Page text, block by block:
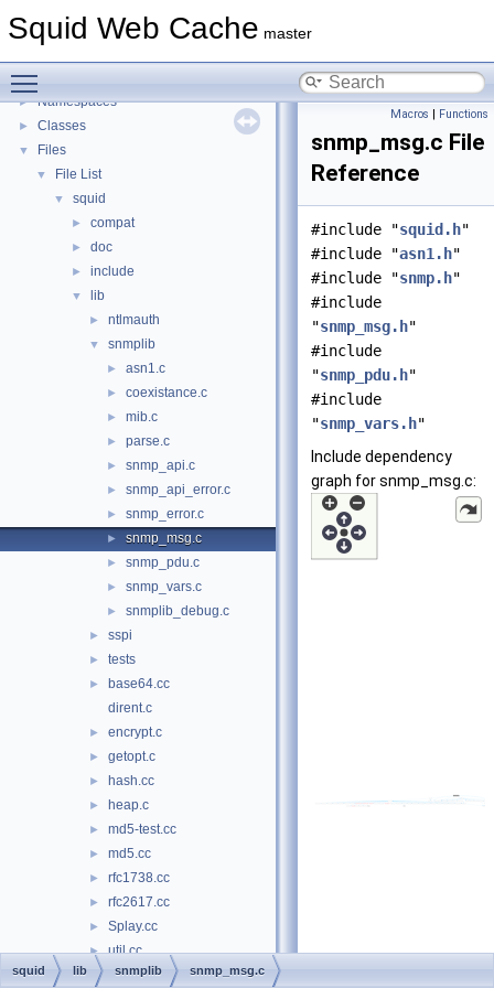
Squid Web Cache master
►
Callback Data Allocator API
►
► Namespaces
► Classes
▼ Files
▼ File List
▼ squid
► compat
► doc
► include
▼ lib
► ntlmauth
▼ snmplib
► asn1.c
► coexistance.c
► mib.c
► parse.c
► snmp_api.c
► snmp_api_error.c
► snmp_error.c
► snmp_msg.c
► snmp_pdu.c
► snmp_vars.c
► snmplib_debug.c
► sspi
► tests
►
base64.cc
dirent.c
► encrypt.c
► getopt.c
► hash.cc
► heap.c
► md5-test.cc
► md5.cc
► rfc1738.cc
► rfc2617.cc
► Splay.cc
► util.cc
► scripts
Macros | Functions
snmp_msg.c File
Reference
#include "squid.h"
#include "asn1.h"
#include "snmp.h"
#include
"snmp_msg.h"
#include
"snmp_pdu.h"
#include
"snmp_vars.h"
Include dependency
graph for snmp_msg.c:
squid lib snmplib snmp_msg.c